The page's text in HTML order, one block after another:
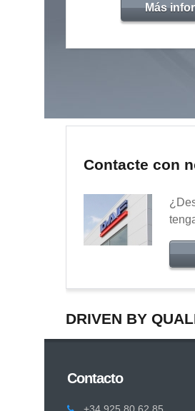
Más
Contacte con
DRIVEN BY
Contacto